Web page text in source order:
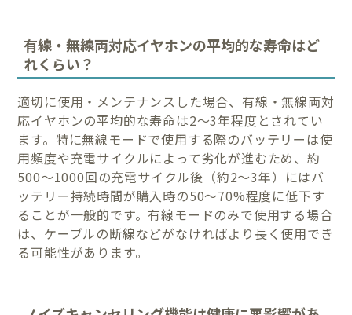
有線・無線両対応イヤホンの平均的な寿命はど
れくらい？
適切に使用・メンテナンスした場合、有線・無線両対
応イヤホンの平均的な寿命は2〜3年程度とされてい
ます。特に無線モードで使用する際のバッテリーは使
用頻度や充電サイクルによって劣化が進むため、約
500〜1000回の充電サイクル後（約2〜3年）にはバ
ッテリー持続時間が購入時の50〜70%程度に低下す
ることが一般的です。有線モードのみで使用する場合
は、ケーブルの断線などがなければより長く使用でき
る可能性があります。